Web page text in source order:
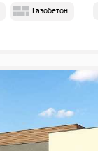
Газобетон